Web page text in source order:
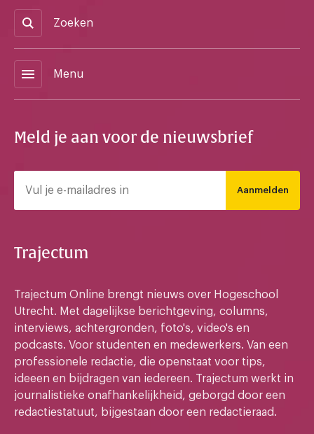
Zoeken
menu Menu
Meld je aan voor de nieuwsbrief
Aanmelden
Trajectum
Trajectum Online brengt nieuws over Hogeschool
Utrecht. Met dagelijkse berichtgeving, columns,
interviews, achtergronden, foto's, video's en
podcasts. Voor studenten en medewerkers. Van een
professionele redactie, die openstaat voor tips,
ideeen en bijdragen van iedereen. Trajectum werkt in
journalistieke onafhankelijkheid, geborgd door een
redactiestatuut, bijgestaan door een redactieraad.